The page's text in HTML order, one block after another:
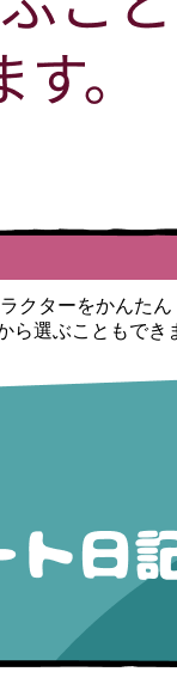
クターをかんたん
ら選ぶこともでき